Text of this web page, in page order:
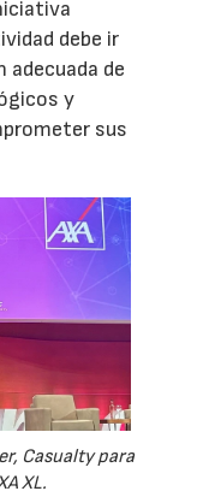
debe ir
adecuada de
y
sus
Casualty para
XL.